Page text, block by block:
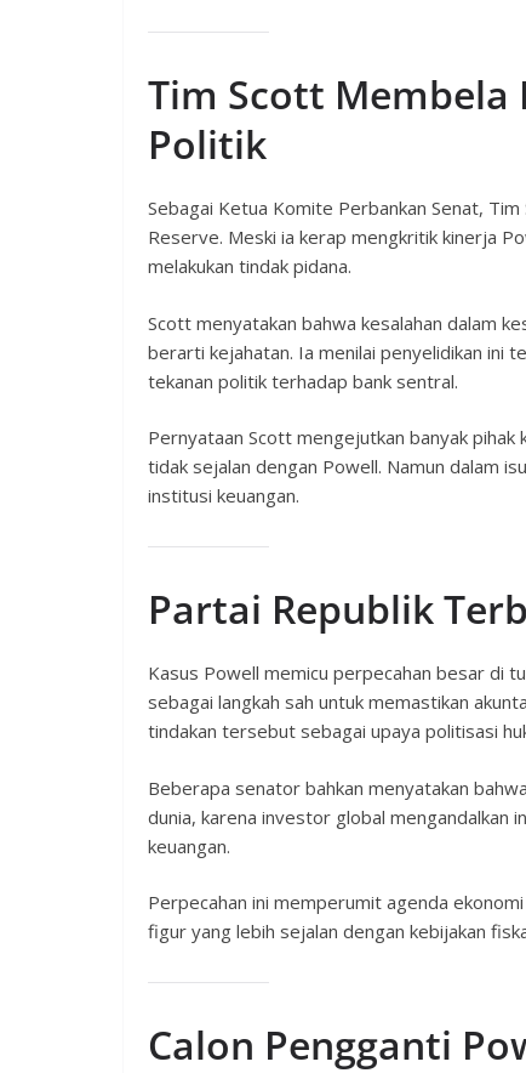
Tim Scott Membela
Politik
Sebagai Ketua Komite Perbankan Senat,
Reserve. Meski ia kerap mengkritik kinerja
melakukan tindak pidana.
Scott menyatakan bahwa kesalahan dalam
berarti kejahatan. Ia menilai penyelidikan ini
tekanan politik terhadap bank sentral.
Pernyataan Scott mengejutkan banyak
tidak sejalan dengan Powell. Namun dalam
institusi keuangan.
Partai Republik
Kasus Powell memicu perpecahan besar di
sebagai langkah sah untuk memastikan
tindakan tersebut sebagai upaya politisasi
Beberapa senator bahkan menyatakan
dunia, karena investor global mengandalkan
keuangan.
Perpecahan ini memperumit agenda
figur yang lebih sejalan dengan kebijakan
Calon Pengganti